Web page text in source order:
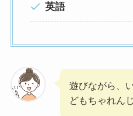
英語
遊びながら、
どもちゃれん